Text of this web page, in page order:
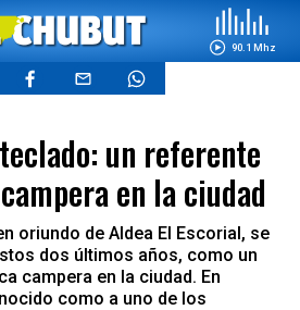
90.1 Mhz
un referente
en la ciudad
oriundo de Aldea El Escorial, se
dos últimos años, como un
campera en la ciudad. En
como a uno de los